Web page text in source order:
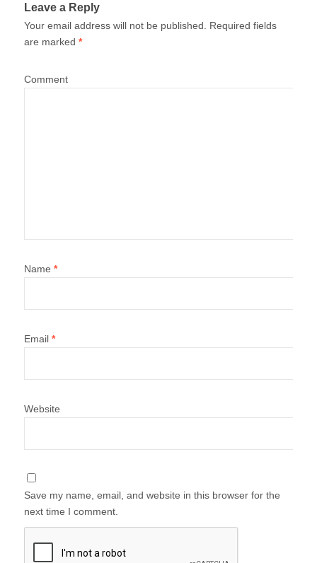
Leave a Reply
Your email address will not be published.
Required fields
are marked *
Comment
Name *
Email *
Website
Save my name, email, and website in this browser for the
next time I comment.